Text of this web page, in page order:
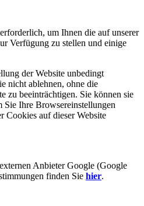
um Ihnen die auf unserer
Verfügung zu stellen und einige
der Website unbedingt
nicht ablehnen, ohne die
zu beeinträchtigen. Sie können sie
Sie Ihre Browsereinstellungen
Cookies auf dieser Website
Anbieter Google (Google
finden Sie hier.